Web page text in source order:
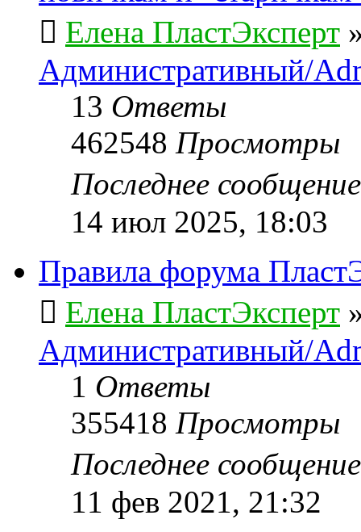
Елена ПластЭксперт
Административный/
13 Ответы
462548 Просмотры
Последнее
14 июл 2025, 18:03
Правила форума
Елена ПластЭксперт
Административный/
1 Ответы
355418 Просмотры
Последнее
11 фев 2021, 21:32